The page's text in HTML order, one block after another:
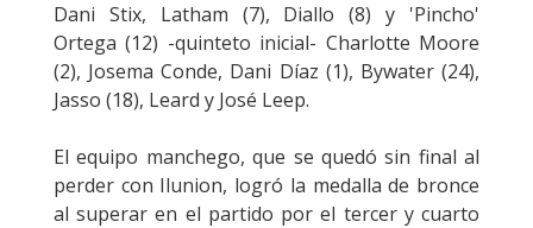
Dani Stix, Latham (7), Diallo (8) y 'Pincho'
Ortega (12) -quinteto inicial- Charlotte Moore
(2), Josema Conde, Dani Díaz (1), Bywater (24),
Jasso (18), Leard y José Leep.
El equipo manchego, que se quedó sin final al
perder con Ilunion, logró la medalla de bronce
al superar en el partido por el tercer y cuarto